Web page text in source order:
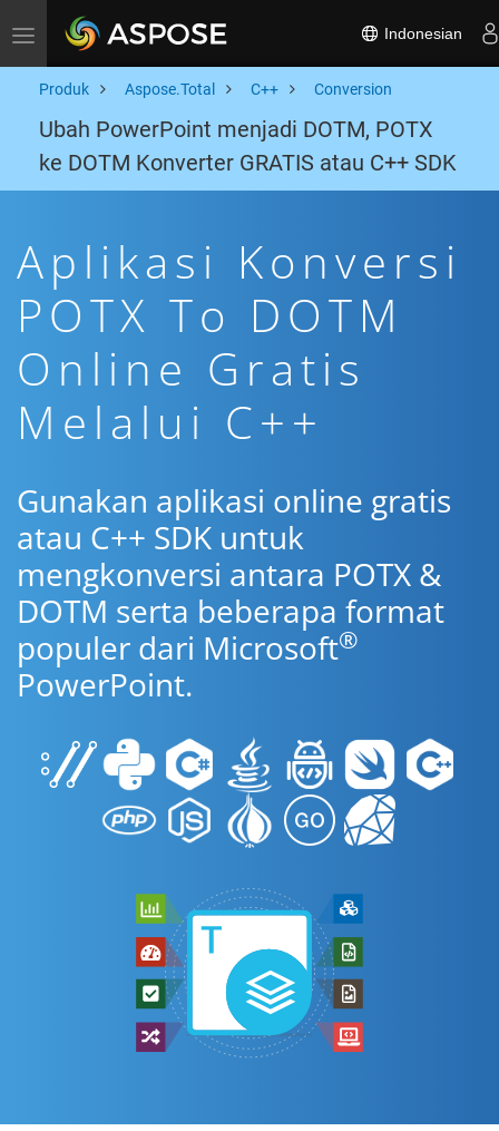
Toggle navigation Indonesian
Produk Aspose.Total C++ Conversion
Ubah PowerPoint menjadi DOTM, POTX
ke DOTM Konverter GRATIS atau C++ SDK
Aplikasi Konversi
POTX To DOTM
Online Gratis
Melalui C++
Gunakan aplikasi online gratis
atau C++ SDK untuk
mengkonversi antara POTX &
DOTM serta beberapa format
populer dari Microsoft®
PowerPoint.